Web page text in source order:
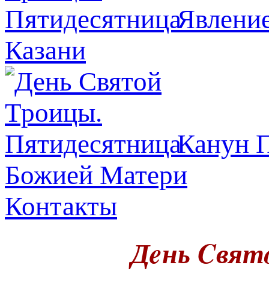
Казани
Канун
Божией Матери
Контакты
Дeнь